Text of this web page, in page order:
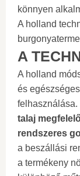
könnyen
A holland
A
A holland
és
felhasználása.
talaj
rendszeres
a beszállási
a termékeny